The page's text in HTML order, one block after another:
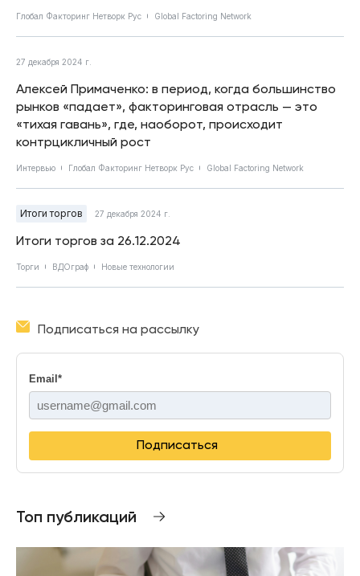
Глобал Факторинг Нетворк Рус Global Factoring Network
27 декабря 2024 г.
Алексей Примаченко: в период, когда большинство
рынков «падает», факторинговая отрасль — это
«тихая гавань», где, наоборот, происходит
контрцикличный рост
Интервью Глобал Факторинг Нетворк Рус Global Factoring Network
Итоги торгов 27 декабря 2024 г.
Итоги торгов за 26.12.2024
Торги ВДОграф Новые технологии
Подписаться на рассылку
Email *
Подписаться
Топ публикаций